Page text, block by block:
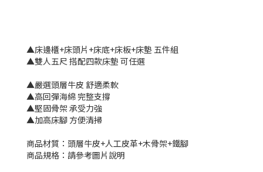
▲床邊櫃+床頭片+床底+床板+床墊 五件組
▲雙人五尺 搭配四款床墊 可任選
▲嚴選頭層牛皮 舒適柔軟
▲高回彈海綿 完整支撐
▲堅固骨架 承受力強
▲加高床腳 方便清掃
商品材質：頭層牛皮+人工皮革+木骨架+鐵腳
商品規格：請參考圖片說明